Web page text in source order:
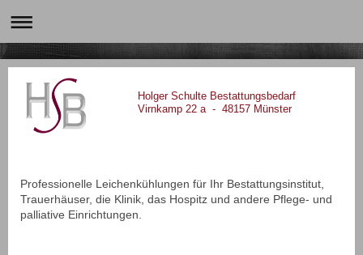
Holger Schulte Bestattungsbedarf
Virnkamp 22 a - 48157 Münster
Professionelle Leichenkühlungen für Ihr Bestattungsinstitut,
Trauerhäuser, die Klinik, das Hospitz und andere Pflege- und
palliative Einrichtungen.